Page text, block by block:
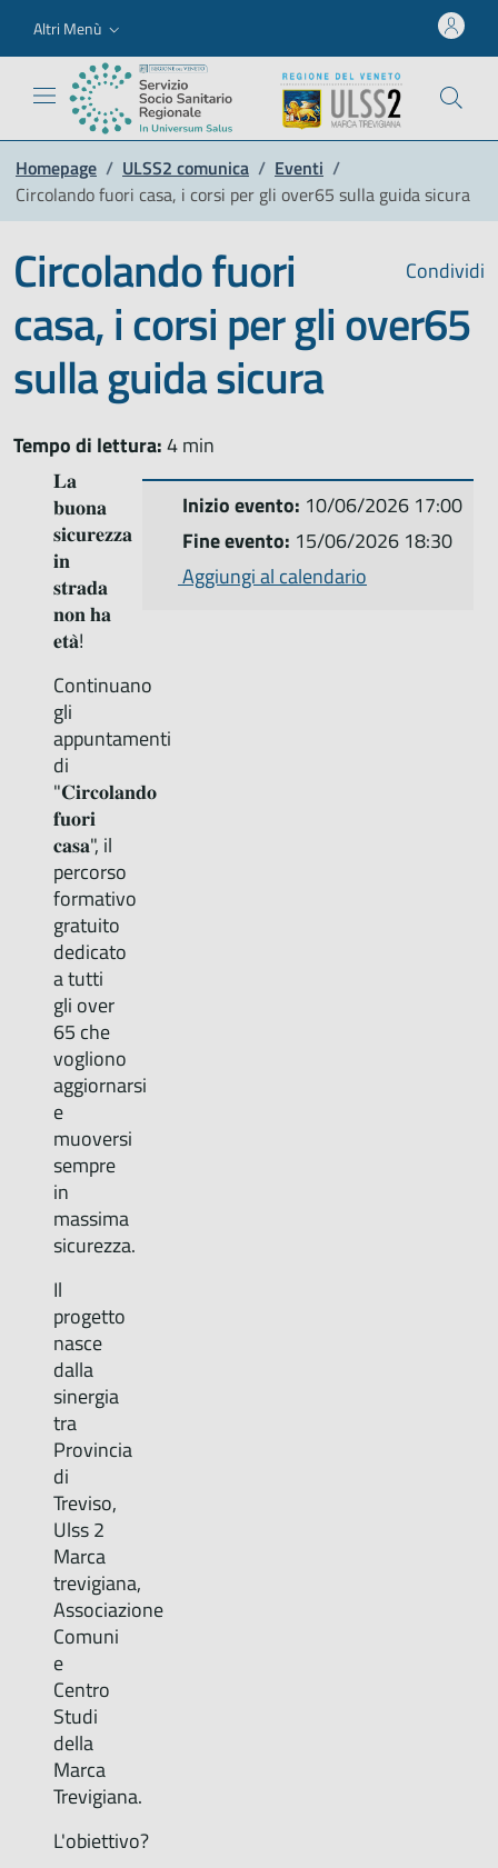
Altri Menù
Homepage / ULSS2 comunica / Eventi /
Circolando fuori casa, i corsi per gli over65 sulla guida sicura
Condividi
Circolando fuori
casa, i corsi per gli over65
sulla guida sicura
Tempo di lettura:4 min
Inizio evento: 10/06/2026 17:00
Fine evento: 15/06/2026 18:30
Aggiungi al calendario
𝐋𝐚
𝐛𝐮𝐨𝐧𝐚
𝐬𝐢𝐜𝐮𝐫𝐞𝐳𝐳𝐚
𝐢𝐧
𝐬𝐭𝐫𝐚𝐝𝐚
𝐧𝐨𝐧 𝐡𝐚
𝐞𝐭𝐚̀!
Continuano
gli
appuntamenti
di
"𝐂𝐢𝐫𝐜𝐨𝐥𝐚𝐧𝐝𝐨
𝐟𝐮𝐨𝐫𝐢
𝐜𝐚𝐬𝐚", il
percorso
formativo
gratuito
dedicato
a tutti
gli over
65 che
vogliono
aggiornarsi
e
muoversi
sempre
in
massima
sicurezza.
Il
progetto
nasce
dalla
sinergia
tra
Provincia
di
Treviso,
Ulss 2
Marca
trevigiana,
Associazione
Comuni
e
Centro
Studi
della
Marca
Trevigiana.
L'obiettivo?